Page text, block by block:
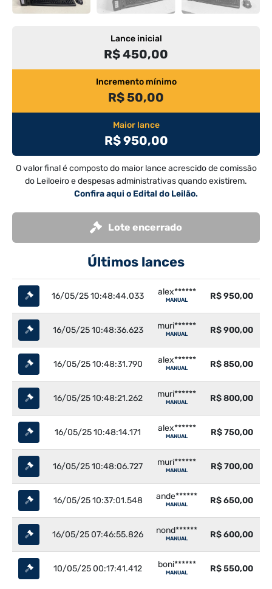
Lance inicial
R$ 450,00
Incremento mínimo
R$ 50,00
Maior lance
R$ 950,00
O valor final é composto do maior lance acrescido de comissão
do Leiloeiro e despesas administrativas quando existirem.
Confira aqui o Edital do Leilão.
Lote encerrado
Últimos lances
16/05/25 10:48:44.033 alex******
MANUAL R$ 950,00
16/05/25 10:48:36.623 muri******
MANUAL R$ 900,00
16/05/25 10:48:31.790 alex******
MANUAL R$ 850,00
16/05/25 10:48:21.262 muri******
MANUAL R$ 800,00
16/05/25 10:48:14.171 alex******
MANUAL R$ 750,00
16/05/25 10:48:06.727 muri******
MANUAL R$ 700,00
16/05/25 10:37:01.548 ande******
MANUAL R$ 650,00
16/05/25 07:46:55.826 nond******
MANUAL R$ 600,00
10/05/25 00:17:41.412 boni******
MANUAL R$ 550,00